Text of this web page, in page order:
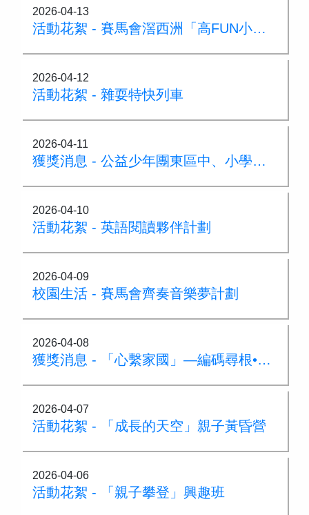
2026-04-13
活動花絮 - 賽馬會滘西洲「高FUN小球手」
2026-04-12
活動花絮 - 雜耍特快列車
2026-04-11
獲獎消息 - 公益少年團東區中、小學堆沙大賽
2026-04-10
活動花絮 - 英語閱讀夥伴計劃
2026-04-09
校園生活 - 賽馬會齊奏音樂夢計劃
2026-04-08
獲獎消息 - 「心繫家國」—編碼尋根•文化傳承—微信小程序設計比賽
2026-04-07
活動花絮 - 「成長的天空」親子黃昏營
2026-04-06
活動花絮 - 「親子攀登」興趣班